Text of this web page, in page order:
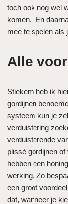
toch ook nog wel
komen. En
mee te spelen als
Alle
Stiekem heb ik
gordijnen
systeem kun je
verduistering
verduisterende
plissé gordijnen
hebben een
werking. Zo
een groot
dat, wanneer je